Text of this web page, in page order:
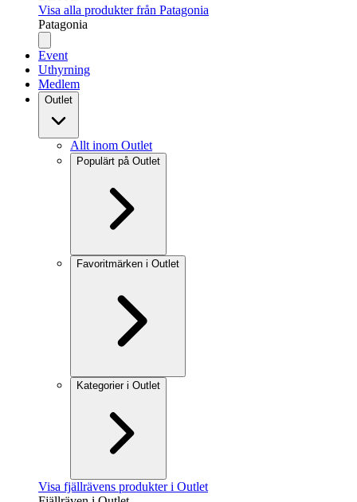
Visa alla produkter från Patagonia
Patagonia
Event
Uthyrning
Medlem
Outlet
Allt inom Outlet
Populärt på Outlet
Favoritmärken i Outlet
Kategorier i Outlet
Visa fjällrävens produkter i Outlet